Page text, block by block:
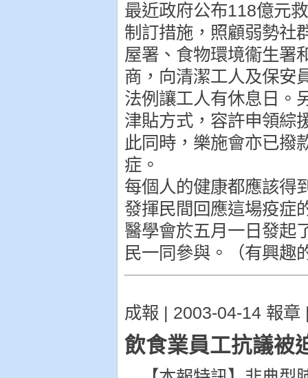
最近政府公布118億元
制訂措施，照顧弱勢社
屋署、食物環境衞生署
商，向清潔工人及保安
法例讓工人有休息日。
津貼方式，容許申領綜
此同時，樂施會亦已撥
症。
每個人的健康都應該得
發揮民間回應這場疫症
醫學會於五月一日發起
民一同參與。（有興趣
成報 | 2003-04-14 報章
飲食業員工抗議被